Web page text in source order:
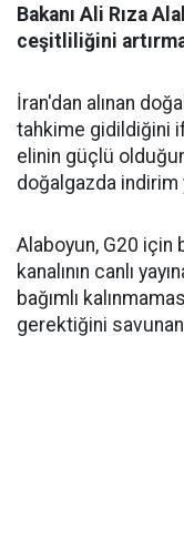
Bakanı Ali Rıza
ceşitliliğini
İran'dan alınan
tahkime gidildiğini
elinin güçlü
doğalgazda indirim
Alaboyun, G20 için
kanalının canlı
bağımlı
gerektiğini